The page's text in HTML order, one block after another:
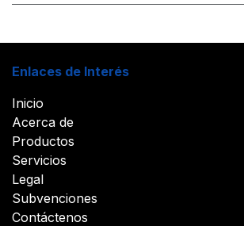
Enlaces de Interés
Inicio
Acerca de
Productos
Servicios
Legal
Subvenciones
Contáctenos